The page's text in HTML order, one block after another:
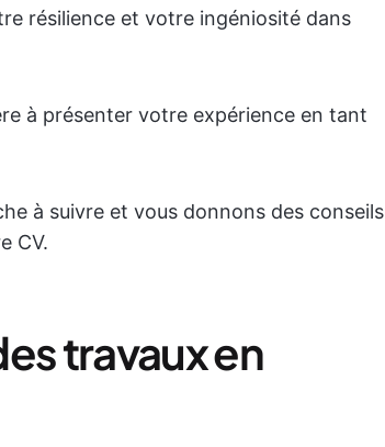
résilience et votre ingéniosité dans
à présenter votre expérience en tant
à suivre et vous donnons des conseils
CV.
travaux en